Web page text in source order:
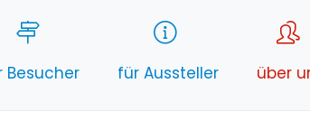
Besucher für Aussteller über